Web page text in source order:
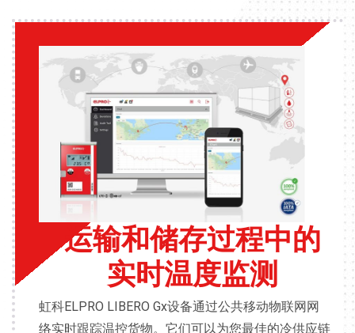
运输和储存过程中的
实时温度监测
虹科ELPRO LIBERO Gx设备通过公共移动物联网网
络实时跟踪温控货物。它们可以为您最佳的冷供应链